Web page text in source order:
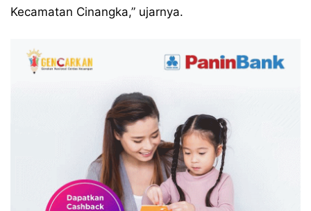
Kecamatan Cinangka,” ujarnya.